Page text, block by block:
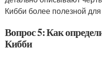
Кибби более полезной
Вопрос 5: Как
Кибби